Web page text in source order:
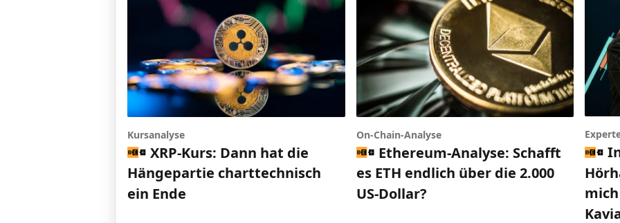
Kursanalyse
XRP-Kurs: Dann hat die
Hängepartie charttechnisch
ein Ende
On-Chain-Analyse
Ethereum-Analyse: Schafft
es ETH endlich über die 2.000
US-Dollar?